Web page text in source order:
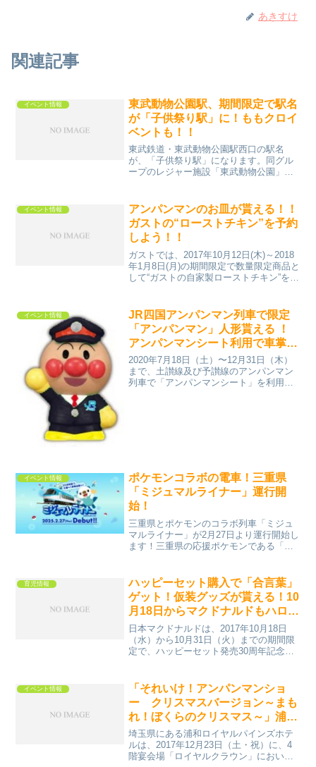
あきすけ
関連記事
イベント情報
東武動物公園駅、期間限定で駅名
が「子供祭り駅」に！ももクロイ
ベントも！！
東武鉄道・東武動物公園駅西口の駅名
が、「子供祭り駅」になります。同グル
ープのレジャー施設「東武動物公園」内
れに伴って、その“こけら落とし”として
2017年9月23日（...
イベント情報
アンパンマンのお皿が貰える！！
ガストの“ローストチキン”を予約
しよう！！
ガストでは、2017年10月12日(木)～2018
年1月8日(月)の期間限定で数量限定商品と
して“ガストの自家製ローストチキン”を発
ズンから販売するようです。ロースト
チ...
イベント情報
JR四国アンパンマン列車で限定
「アンパンマン」人形貰える ！
アンパンマンシート利用で車掌さ
んからプレゼント
2020年7月18日（土）〜12月31日（木）
まで、土讃線及び予讃線のアンパンマン
列車で「アンパンマンシート」を利用す
イベント情報
ポケモンコラボの電車！三重県
「ミジュマルライナー」運行開
始！
三重県とポケモンのコラボ列車「ミジュ
マルライナー」が2月27日より運行開始し
ます！三重県の応援ポケモンである「ミ
行開始。これを記念し、近鉄名古屋駅に
て記念セレモニー...
育児情報
ハッピーセット購入で「合言葉」
ゲット！仮装グッズが貰える！10
月18日からマクドナルドもハロウ
ィン！！
日本マクドナルドは、2017年10月18日
（水）から10月31日（火）までの期間限
定で、ハッピーセット発売30周年記念
ート」を実施します。ハッピーセットを
購入して「ハ...
イベント情報
「それいけ！アンパンマンショ
ー クリスマスバージョン～まも
れ！ぼくらのクリスマス～」浦和
ロイヤルパインズホテル 予約受
付開始
埼玉県にある浦和ロイヤルパインズホテ
ルは、2017年12月23日（土・祝）に、4
階宴会場「ロイヤルクラウン」において